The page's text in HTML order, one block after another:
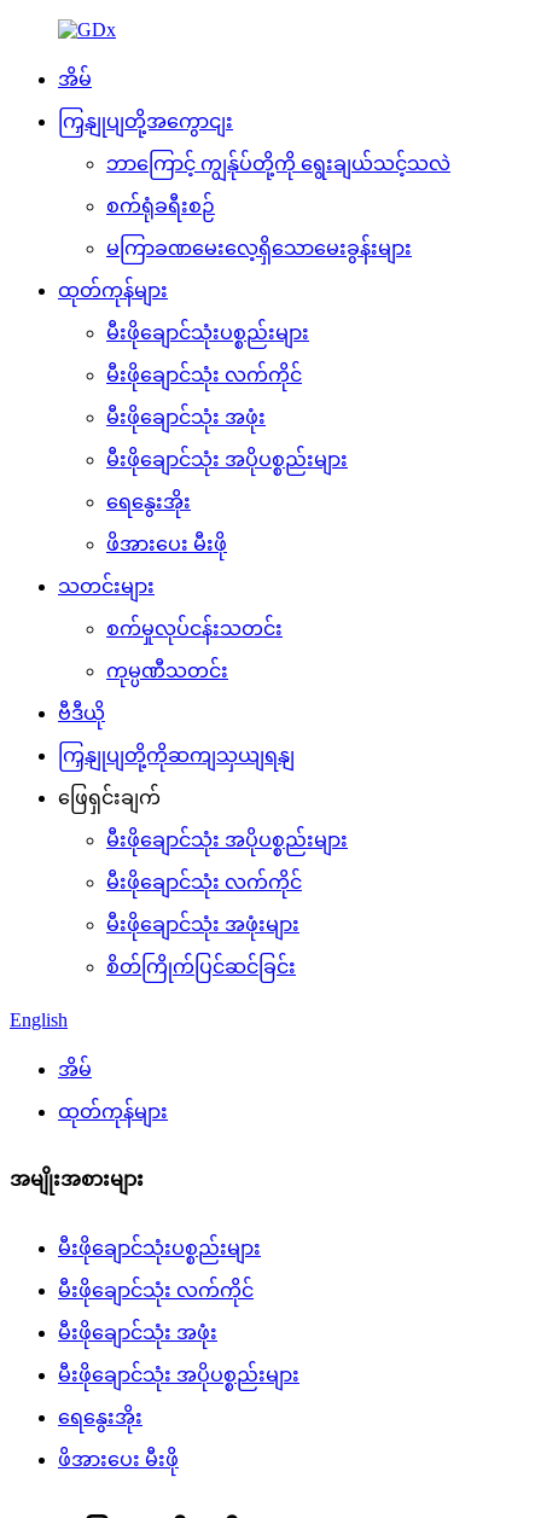
အိမ်
ကြှနျုပျတို့အကွောငျး
ဘာကြောင့် ကျွန်ုပ်တို့ကို ရွေးချယ်သင့်သလဲ
စက်ရုံခရီးစဉ်
မကြာခဏမေးလေ့ရှိသောမေးခွန်းများ
ထုတ်ကုန်များ
မီးဖိုချောင်သုံးပစ္စည်းများ
မီးဖိုချောင်သုံး လက်ကိုင်
မီးဖိုချောင်သုံး အဖုံး
မီးဖိုချောင်သုံး အပိုပစ္စည်းများ
ရေနွေးအိုး
ဖိအားပေး မီးဖို
သတင်းများ
စက်မှုလုပ်ငန်းသတင်း
ကုမ္ပဏီသတင်း
ဗီဒီယို
ကြှနျုပျတို့ကိုဆကျသှယျရနျ
ဖြေရှင်းချက်
မီးဖိုချောင်သုံး အပိုပစ္စည်းများ
မီးဖိုချောင်သုံး လက်ကိုင်
မီးဖိုချောင်သုံး အဖုံးများ
စိတ်ကြိုက်ပြင်ဆင်ခြင်း
English
အိမ်
ထုတ်ကုန်များ
အမျိုးအစားများ
မီးဖိုချောင်သုံးပစ္စည်းများ
မီးဖိုချောင်သုံး လက်ကိုင်
မီးဖိုချောင်သုံး အဖုံး
မီးဖိုချောင်သုံး အပိုပစ္စည်းများ
ရေနွေးအိုး
ဖိအားပေး မီးဖို